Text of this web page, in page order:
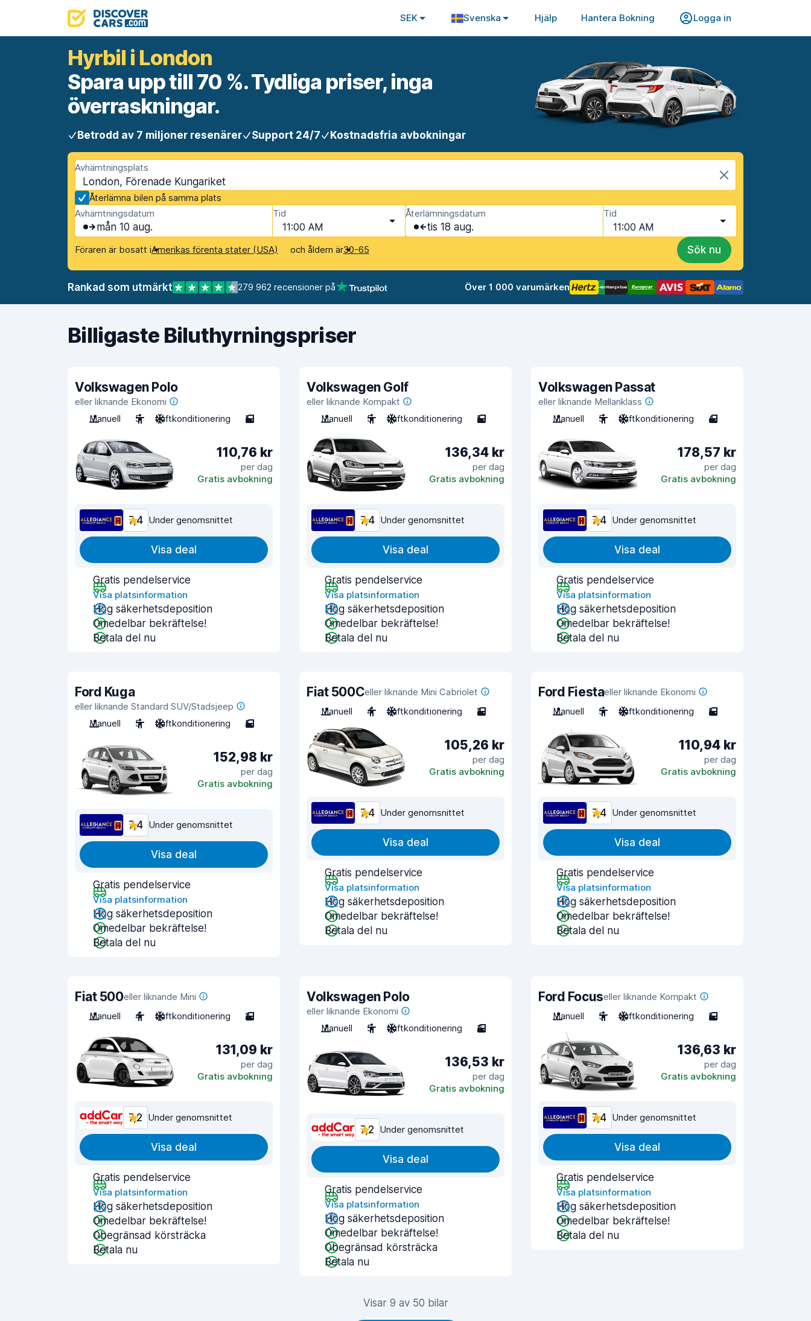
SEK Svenska Hjälp Hantera Bokning Logga in
Hyrbil i London
Spara upp till 70 %. Tydliga priser, inga
överraskningar.
Betrodd av 7 miljoner resenärer Support 24/7 Kostnadsfria avbokningar
Avhämtningsplats
London, Förenade Kungariket
Återlämna bilen på samma plats
Avhämtningsdatum
mån 10 aug.
Tid
11:00 AM
Återlämningsdatum
tis 18 aug.
Tid
11:00 AM
Föraren är bosatt iAmerikas förenta stater (USA) och åldern är30-65 Sök nu
Rankad som utmärkt 279 962 recensioner på Över 1 000 varumärken
Billigaste Biluthyrningspriser
Volkswagen Polo
eller liknande Ekonomi
Manuell
5 Luftkonditionering 5
110,76 kr
per dag
Gratis avbokning
7,4 Under genomsnittet
Visa deal
Gratis pendelservice
Visa platsinformation
Hög säkerhetsdeposition
Omedelbar bekräftelse!
Betala del nu
Volkswagen Golf
eller liknande Kompakt
Manuell
5 Luftkonditionering 5
136,34 kr
per dag
Gratis avbokning
7,4 Under genomsnittet
Visa deal
Gratis pendelservice
Visa platsinformation
Hög säkerhetsdeposition
Omedelbar bekräftelse!
Betala del nu
Volkswagen Passat
eller liknande Mellanklass
Manuell
5 Luftkonditionering 4
178,57 kr
per dag
Gratis avbokning
7,4 Under genomsnittet
Visa deal
Gratis pendelservice
Visa platsinformation
Hög säkerhetsdeposition
Omedelbar bekräftelse!
Betala del nu
Ford Kuga
eller liknande Standard SUV/Stadsjeep
Manuell
5 Luftkonditionering 5
152,98 kr
per dag
Gratis avbokning
7,4 Under genomsnittet
Visa deal
Gratis pendelservice
Visa platsinformation
Hög säkerhetsdeposition
Omedelbar bekräftelse!
Betala del nu
Fiat 500Celler liknande Mini Cabriolet
Manuell
4 Luftkonditionering 2
105,26 kr
per dag
Gratis avbokning
7,4 Under genomsnittet
Visa deal
Gratis pendelservice
Visa platsinformation
Hög säkerhetsdeposition
Omedelbar bekräftelse!
Betala del nu
Ford Fiestaeller liknande Ekonomi
Manuell
5 Luftkonditionering 5
110,94 kr
per dag
Gratis avbokning
7,4 Under genomsnittet
Visa deal
Gratis pendelservice
Visa platsinformation
Hög säkerhetsdeposition
Omedelbar bekräftelse!
Betala del nu
Fiat 500eller liknande Mini
Manuell
4 Luftkonditionering 2
131,09 kr
per dag
Gratis avbokning
7,2 Under genomsnittet
Visa deal
Gratis pendelservice
Visa platsinformation
Hög säkerhetsdeposition
Omedelbar bekräftelse!
Obegränsad körsträcka
Betala nu
Volkswagen Polo
eller liknande Ekonomi
Manuell
5 Luftkonditionering 3
136,53 kr
per dag
Gratis avbokning
7,2 Under genomsnittet
Visa deal
Gratis pendelservice
Visa platsinformation
Hög säkerhetsdeposition
Omedelbar bekräftelse!
Obegränsad körsträcka
Betala nu
Ford Focuseller liknande Kompakt
Manuell
5 Luftkonditionering 5
136,63 kr
per dag
Gratis avbokning
7,4 Under genomsnittet
Visa deal
Gratis pendelservice
Visa platsinformation
Hög säkerhetsdeposition
Omedelbar bekräftelse!
Betala del nu
Visar 9 av 50 bilar